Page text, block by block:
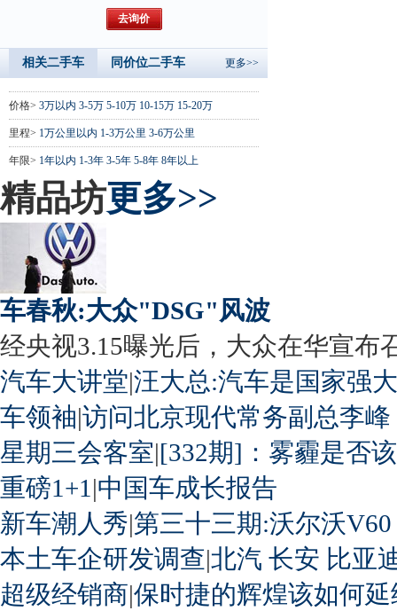
相关二手车 同价位二手车 更多>>
价格> 3万以内 3-5万 5-10万 10-15万 15-20万
里程> 1万公里以内 1-3万公里 3-6万公里
年限> 1年以内 1-3年 3-5年 5-8年 8年以上
精品坊更多>>
车春秋:大众"DSG"风波
经央视3.15曝光后，大众在华宣布
汽车大讲堂|汪大总:汽车是国家强
车领袖|访问北京现代常务副总李峰
星期三会客室|[332期]：雾霾是否
重磅1+1 |中国车成长报告
新车潮人秀|第三十三期:沃尔沃
本土车企研发调查|北汽 长安 比亚
超级经销商|保时捷的辉煌该如何延